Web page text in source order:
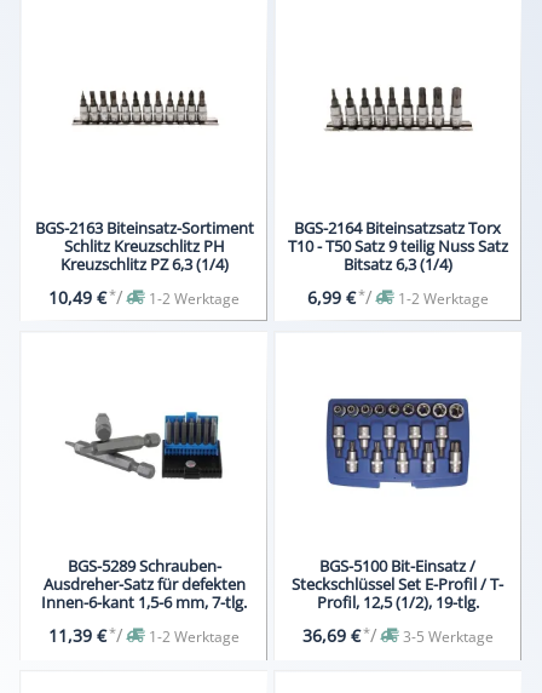
BGS-2163 Biteinsatz-Sortiment
Schlitz Kreuzschlitz PH
Kreuzschlitz PZ 6,3 (1/4)
10,49 €*/ 1-2 Werktage
BGS-2164 Biteinsatzsatz Torx
T10 - T50 Satz 9 teilig Nuss Satz
Bitsatz 6,3 (1/4)
6,99 €*/ 1-2 Werktage
BGS-5289 Schrauben-
Ausdreher-Satz für defekten
Innen-6-kant 1,5-6 mm, 7-tlg.
11,39 €*/ 1-2 Werktage
BGS-5100 Bit-Einsatz /
Steckschlüssel Set E-Profil / T-
Profil, 12,5 (1/2), 19-tlg.
36,69 €*/ 3-5 Werktage